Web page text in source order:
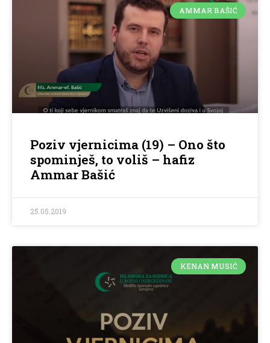
AMMAR BAŠIĆ
Poziv vjernicima (19) – Ono što
spominješ, to voliš – hafiz
Ammar Bašić
25.05.2019
KENAN MUSIĆ